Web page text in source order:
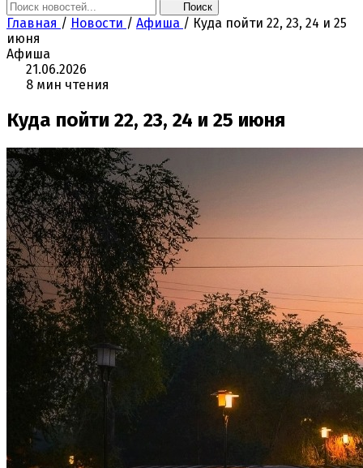
Поиск
Главная / Новости / Афиша / Куда пойти 22, 23, 24 и 25
июня
Афиша
21.06.2026
8 мин чтения
Куда пойти 22, 23, 24 и 25 июня